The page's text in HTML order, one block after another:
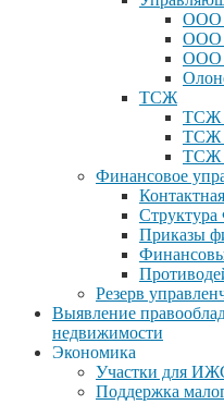
ООО
ООО
ООО
ТСЖ
ТСЖ
ТСЖ
ТСЖ
Финансовое
Структура
Приказы
Резерв
Выявление
недвижимости
Экономика
Участки для
Поддержка